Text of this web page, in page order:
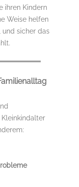
ihren Kindern
Weise helfen
und sicher das